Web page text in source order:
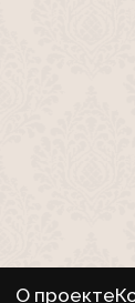
О проекте